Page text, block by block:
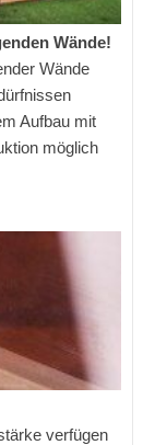
Wände!
Wände
Aufbau mit
möglich
verfügen